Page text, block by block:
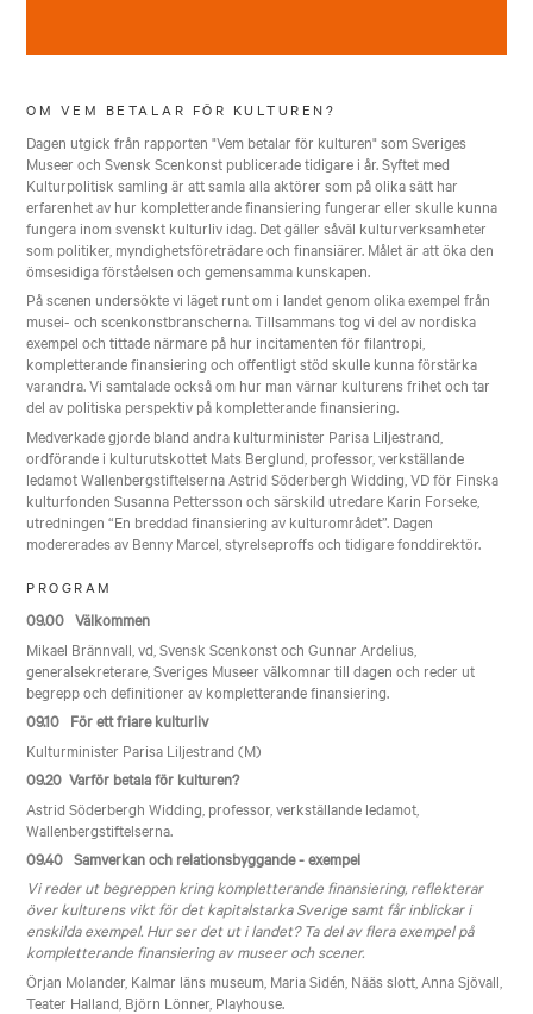
OM VEM BETALAR FÖR KULTUREN?
Dagen utgick från rapporten "Vem betalar för kulturen" som Sveriges
Museer och Svensk Scenkonst publicerade tidigare i år.Syftet med
Kulturpolitisk samling är att samla alla aktörer som på olika sätt har
erfarenhet av hur kompletterande finansiering fungerar eller skulle kunna
fungera inom svenskt kulturliv idag. Det gäller såväl kulturverksamheter
som politiker, myndighetsföreträdare och finansiärer. Målet är att öka den
ömsesidiga förståelsen och gemensamma kunskapen.
På scenen undersökte vi läget runt om i landet genom olika exempel från
musei- och scenkonstbranscherna. Tillsammans tog vi del av nordiska
exempel och tittade närmare på hur incitamenten för filantropi,
kompletterande finansiering och offentligt stöd skulle kunna förstärka
varandra. Vi samtalade också om hur man värnar kulturens frihet och tar
del av politiska perspektiv på kompletterande finansiering.
Medverkade gjorde bland andra kulturminister Parisa Liljestrand,
ordförande i kulturutskottet Mats Berglund, professor, verkställande
ledamot Wallenbergstiftelserna Astrid Söderbergh Widding, VD för Finska
kulturfonden Susanna Pettersson och särskild utredare Karin Forseke,
utredningen “En breddad finansiering av kulturområdet”. Dagen
modererades av Benny Marcel, styrelseproffs och tidigare fonddirektör.
PROGRAM
09.00 Välkommen
Mikael Brännvall, vd, Svensk Scenkonst och Gunnar Ardelius,
generalsekreterare, Sveriges Museer välkomnar till dagen och reder ut
begrepp och definitioner av kompletterande finansiering.
09.10 För ett friare kulturliv
Kulturminister Parisa Liljestrand (M)
09.20 Varför betala för kulturen?
Astrid Söderbergh Widding, professor, verkställande ledamot,
Wallenbergstiftelserna.
09.40 Samverkan och relationsbyggande - exempel
Vi reder ut begreppen kring kompletterande finansiering, reflekterar
över kulturens vikt för det kapitalstarka Sverige samt får inblickar i
enskilda exempel. Hur ser det ut i landet? Ta del av flera exempel på
kompletterande finansiering av museer och scener.
Örjan Molander, Kalmar läns museum, Maria Sidén, Nääs slott, Anna Sjövall,
Teater Halland, Björn Lönner, Playhouse.